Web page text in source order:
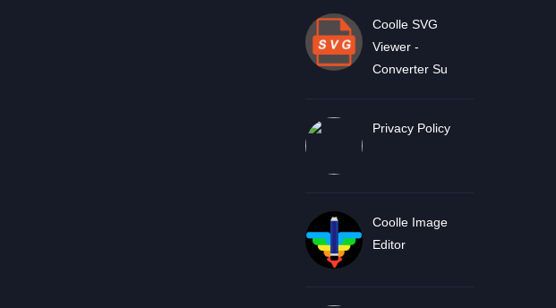
Coolle SVG
Viewer -
Converter Su
Privacy Policy
Coolle Image
Editor